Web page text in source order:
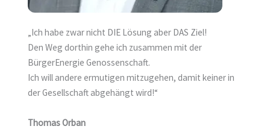
„Ich habe zwar nicht DIE Lösung aber DAS Ziel!
Den Weg dorthin gehe ich zusammen mit der
BürgerEnergie Genossenschaft.
Ich will andere ermutigen mitzugehen, damit keiner in
der Gesellschaft abgehängt wird!“
Thomas Orban